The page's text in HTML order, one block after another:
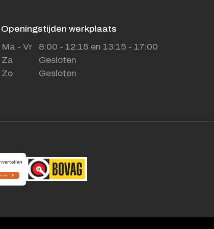
Openingstijden werkplaats
Ma - Vr
8:00 - 12:15 en 13:15 - 17:00
Za
Gesloten
Zo
Gesloten